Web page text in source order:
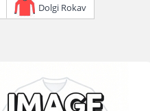
Dolgi Rokav